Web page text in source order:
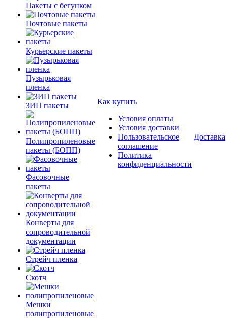
Пакеты с бегунком
Почтовые пакеты
Курьерские пакеты
Пузырьковая
пленка
ЗИП пакеты
Полипропиленовые
пакеты (БОПП)
Фасовочные
пакеты
Конверты для
сопроводительной
документации
Стрейч пленка
Скотч
Мешки
полипропиленовые
Как купить
Условия оплаты
Условия доставки
Пользовательское
соглашение
Политика
конфиденциальности
Доставка